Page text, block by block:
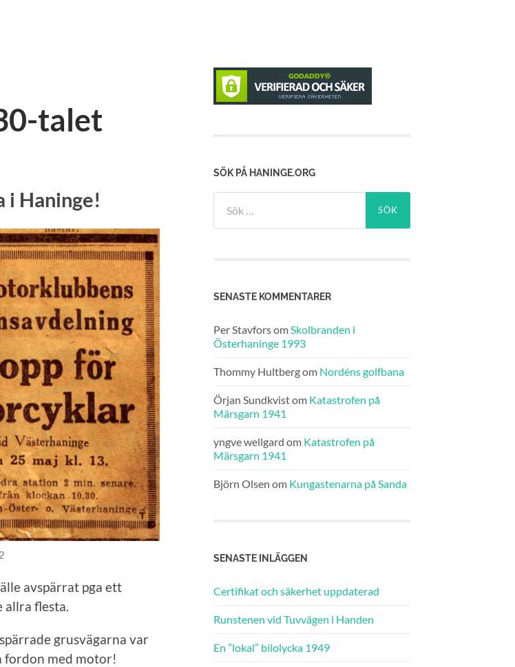
talet
i Haninge!
avspärrat pga ett
flesta.
grusvägarna var
fordon med motor!
SÖK PÅ HANINGE.ORG
efter:
SENASTE KOMMENTARER
Per Stavforsom Skolbranden i
Österhaninge 1993
Thommy Hultbergom Nordéns golfbana
Örjan Sundkvistom Katastrofen på
Märsgarn 1941
yngve wellgard om Katastrofen på
Märsgarn 1941
Björn Olsen om Kungastenarna på Sanda
SENASTE INLÄGGEN
Certifikat och säkerhet uppdaterad
Runstenen vid Tuvvägen i Handen
En ”lokal” bilolycka 1949